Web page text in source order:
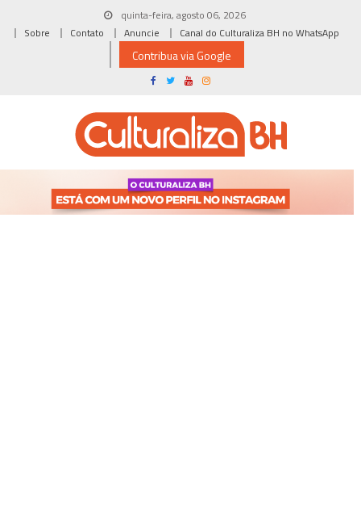
quinta-feira, agosto 06, 2026
Sobre
Contato Anuncie Canal do Culturaliza BH no WhatsApp
Contribua via Google